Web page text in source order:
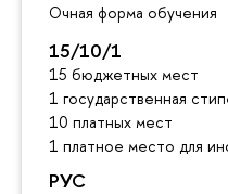
Очная форма обучения
15/10/1
15 бюджетных мест
1 государственная
10 платных мест
1 платное место для
РУС